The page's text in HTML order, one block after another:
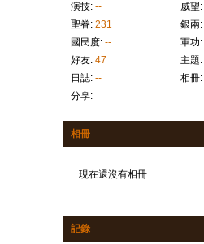
演技: -- 威望:
聖眷: 231 銀兩:
國民度: -- 軍功:
好友: 47 主題:
日誌: -- 相冊:
分享: --
相冊
現在還沒有相冊
記錄